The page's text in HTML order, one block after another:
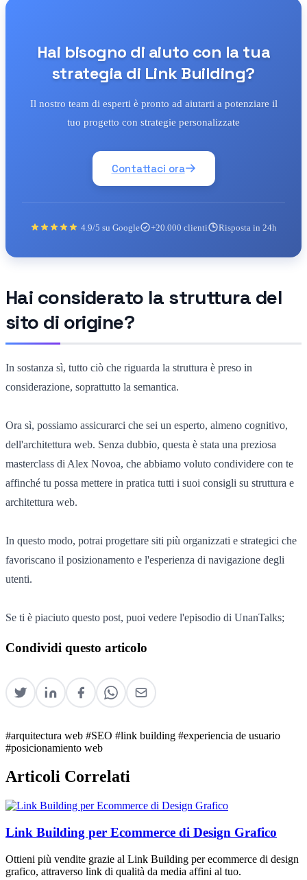
Hai bisogno di aiuto con la tua
strategia di Link Building?
Il nostro team di esperti è pronto ad aiutarti a potenziare il
tuo progetto con strategie personalizzate
Contattaci ora
4.9/5 su Google +20.000 clienti Risposta in 24h
Hai considerato la struttura del
sito di origine?
In sostanza sì, tutto ciò che riguarda la struttura è preso in
considerazione, soprattutto la semantica.
Ora sì, possiamo assicurarci che sei un esperto, almeno cognitivo,
dell'architettura web. Senza dubbio, questa è stata una preziosa
masterclass di Alex Novoa, che abbiamo voluto condividere con te
affinché tu possa mettere in pratica tutti i suoi consigli su struttura e
architettura web.
In questo modo, potrai progettare siti più organizzati e strategici che
favoriscano il posizionamento e l'esperienza di navigazione degli
utenti.
Se ti è piaciuto questo post, puoi vedere l'episodio di UnanTalks;
Condividi questo articolo
#arquitectura web #SEO #link building #experiencia de usuario
#posicionamiento web
Articoli Correlati
Link Building per Ecommerce di Design Grafico
Ottieni più vendite grazie al Link Building per ecommerce di design
grafico, attraverso link di qualità da media affini al tuo.